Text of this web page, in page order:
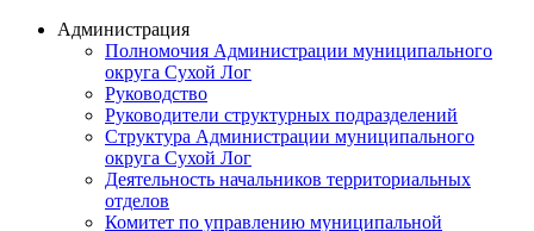
Администрация
Полномочия Администрации муниципального
округа Сухой Лог
Руководство
Руководители структурных подразделений
Структура Администрации муниципального
округа Сухой Лог
Деятельность начальников территориальных
отделов
Комитет по управлению муниципальной